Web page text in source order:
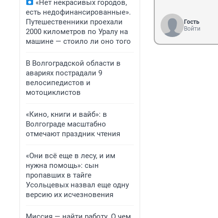
«Нет некрасивых городов,
есть недофинансированные».
Путешественники проехали
2000 километров по Уралу на
машине — стоило ли оно того
В Волгоградской области в
авариях пострадали 9
велосипедистов и
мотоциклистов
«Кино, книги и вайб»: в
Волгограде масштабно
отмечают праздник чтения
«Они всё еще в лесу, и им
нужна помощь»: сын
пропавших в тайге
Усольцевых назвал еще одну
версию их исчезновения
Гость
Войти